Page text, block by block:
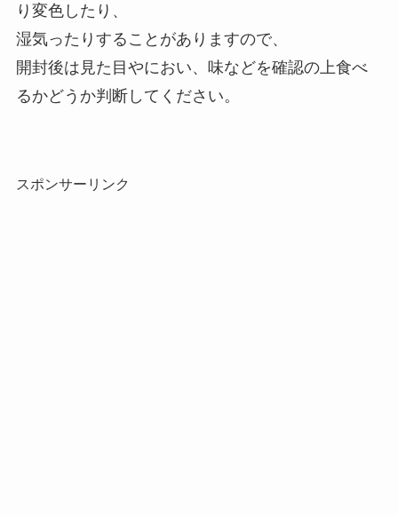
り変色したり、
湿気ったりすることがありますので、
開封後は見た目やにおい、味などを確認の上食べ
るかどうか判断してください。
スポンサーリンク